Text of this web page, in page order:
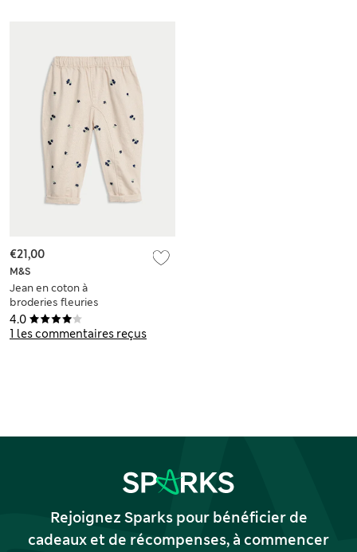
4.0
1 les commentaires reçus
M&S
Jean en coton à
broderies fleuries
(du 2 au 8 ans)
€21,00
Rejoignez Sparks pour bénéficier de
cadeaux et de récompenses, à commencer